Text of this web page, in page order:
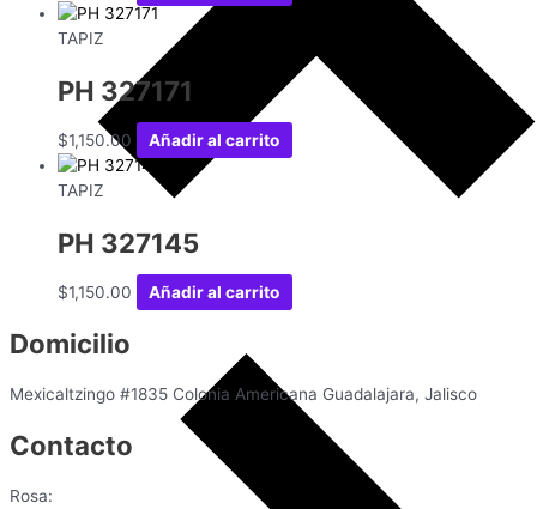
TAPIZ
PH 327171
$1,150.00 Añadir al carrito
TAPIZ
PH 327145
$1,150.00 Añadir al carrito
Domicilio
Mexicaltzingo #1835 Colonia Americana Guadalajara, Jalisco
Contacto
Rosa: